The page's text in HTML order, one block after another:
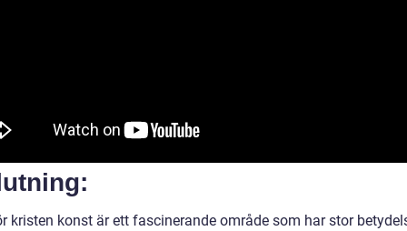
kristen konst är ett fascinerande område som har stor